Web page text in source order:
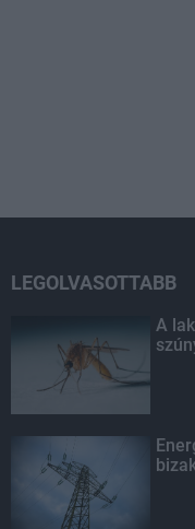
LEGOLVASOTTABB
A